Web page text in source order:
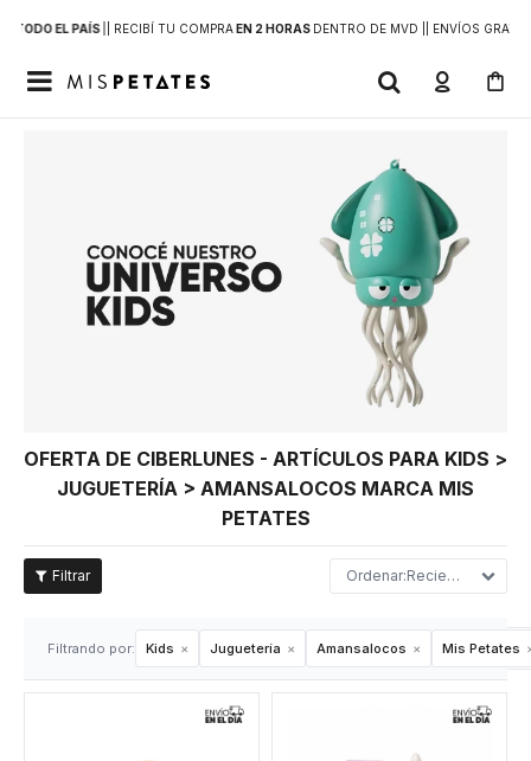
TODO EL PAÍS | RECIBÍ TU COMPRAEN 2 HORAS DENTRO DE MVD | | ENVÍOS GRATIS

OFERTA DE CIBERLUNES - ARTÍCULOS PARA KIDS >
JUGUETERÍA > AMANSALOCOS MARCA MIS
PETATES
Recientes
Filtrando por: Kids Juguetería Amansalocos Mis Petates